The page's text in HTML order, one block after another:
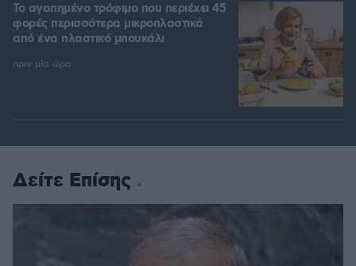
Το αγαπημένο τρόφιμο που περιέχει 45
φορές περισσότερα μικροπλαστικά
από ένα πλαστικό μπουκάλι
πριν μία ώρα
Δείτε Επίσης